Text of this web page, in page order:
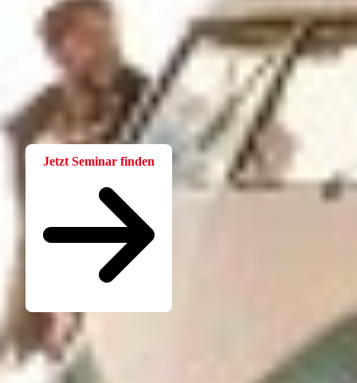
Fortbildung
Für Betriebsräte
Bei der W.A.F. erhalten Sie aktuelles und fachlich fundiertes
Wissen. Einfach und praxisnah aufbereitet.
Jetzt Seminar finden
Seminare für Betriebsräte